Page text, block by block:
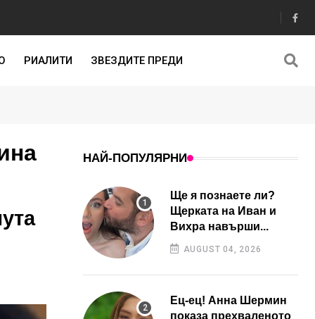
РИАЛИТИ ЗВЕЗДИТЕ ПРЕДИ
НАЙ-ПОПУЛЯРНИ
Ще я познаете ли?
Щерката на Иван и
Вихра навърши...
AUGUST 04, 2026
Ец-ец! Анна Шермин
показа прехваленото